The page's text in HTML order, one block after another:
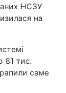
НСЗУ
на
81 тис.
саме